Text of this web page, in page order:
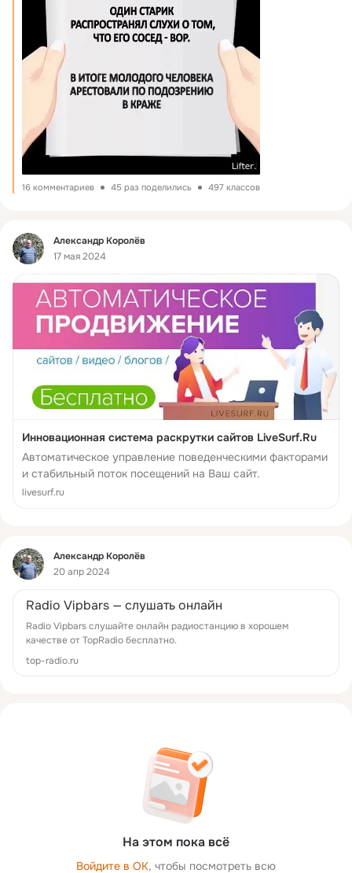
16 комментариев 45 раз поделились 497 классов
Фид
Александр Королёв
17 мая 2024
Инновационная система раскрутки сайтов LiveSurf.Ru
Автоматическое управление поведенческими факторами
и стабильный поток посещений на Ваш сайт.
livesurf.ru
Фид
Александр Королёв
20 апр 2024
Radio Vipbars — слушать онлайн
Radio Vipbars слушайте онлайн радиостанцию в хорошем
качестве от TopRadio бесплатно.
top-radio.ru
На этом пока всё
Войдите в ОК, чтобы посмотреть всю